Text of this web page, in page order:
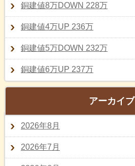
銅建値8万DOWN 228万
銅建値4万UP 236万
銅建値5万DOWN 232万
銅建値6万UP 237万
アーカイブ
2026年8月
2026年7月